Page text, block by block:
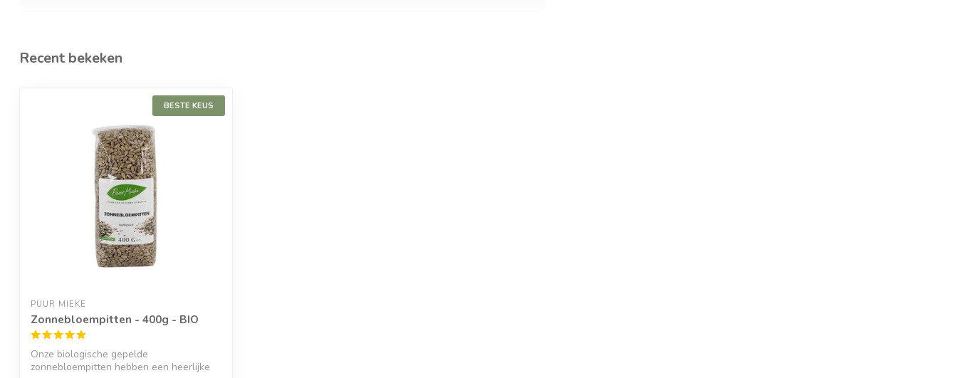
Recent bekeken
BESTE KEUS
PUUR MIEKE
Zonnebloempitten - 400g - BIO
Onze biologische gepelde
zonnebloempitten hebben een heerlijke